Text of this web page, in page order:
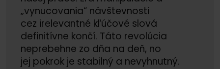
„vynucovania“ návštevnosti
cez irelevantné kľúčové slová
definitívne končí. Táto revolúcia
neprebehne zo dňa na deň, no
jej pokrok je stabilný a nevyhnutný.